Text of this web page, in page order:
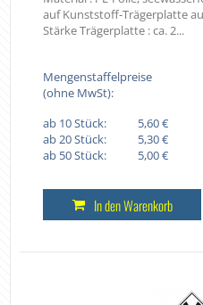
auf Kunststoff-Trägerplatte
Stärke Trägerplatte : ca. 2...
Mengenstaffelpreise
(ohne MwSt):
ab 10 Stück:
5,60 €
ab 20 Stück:
5,30 €
ab 50 Stück:
5,00 €
In den Warenkorb